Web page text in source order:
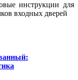
инструкции для
входных дверей